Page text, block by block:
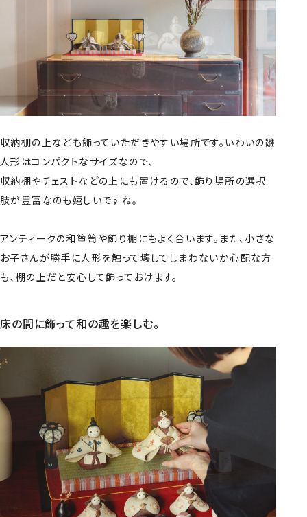
収納棚の上なども飾っていただきやすい場所です。いわいの雛
人形はコンパクトなサイズなので、
収納棚やチェストなどの上にも置けるので、飾り場所の選択
肢が豊富なのも嬉しいですね。
アンティークの和簞笥や飾り棚にもよく合います。また、小さな
お子さんが勝手に人形を触って壊してしまわないか心配な方
も、棚の上だと安心して飾っておけます。
床の間に飾って和の趣を楽しむ。